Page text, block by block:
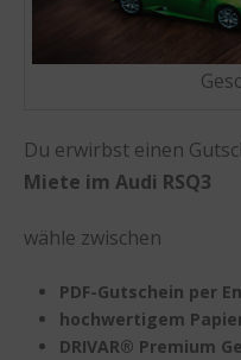
Du erwirbst einen
Miete im Audi RSQ3
wähle zwischen
PDF-Gutschein per
hochwertigem
DRIVAR® Premium